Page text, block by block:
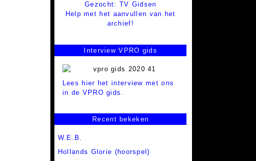
Gezocht: TV Gidsen
Help met het aanvullen van het
archief!
Interview VPRO gids
Lees hier het interview met ons
in de VPRO gids.
Recent bekeken
W.E.B.
Hollands Glorie (hoorspel)